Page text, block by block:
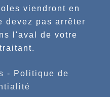
viendront en
devez pas arrêter
l'aval de votre
- Politique de